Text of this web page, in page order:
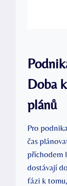
Doba
plánů
Pro
čas
příchodem
dostávají
fázi k